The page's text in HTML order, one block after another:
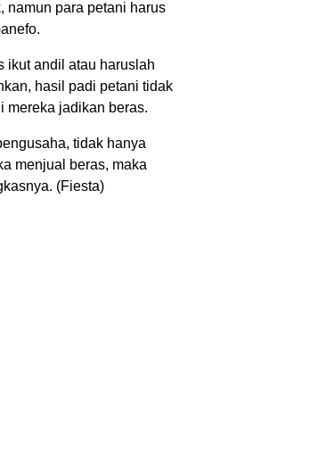
namun para petani harus
ikut andil atau haruslah
hasil padi petani tidak
mereka jadikan beras.
tidak hanya
menjual beras, maka
(Fiesta)